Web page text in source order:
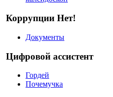
Коррупции Нет!
Документы
Цифровой ассистент
Гордей
Почемучка